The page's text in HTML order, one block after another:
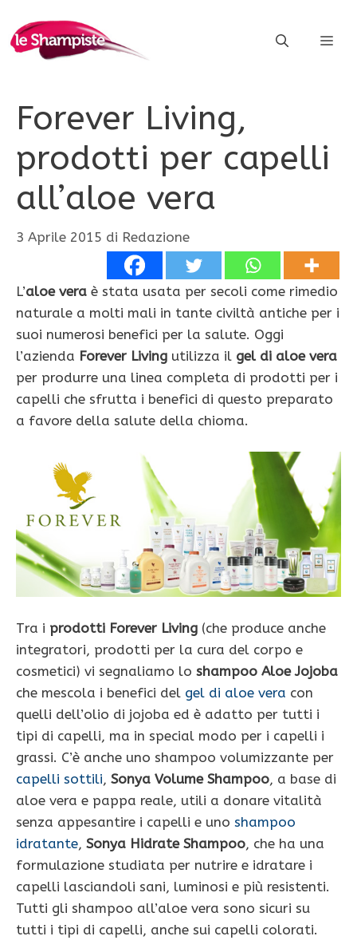
contenuto
Forever Living,
prodotti per capelli
all’aloe vera
3 Aprile 2015 di Redazione
L’aloe vera è stata usata per secoli come rimedio
naturale a molti mali in tante civiltà antiche per i
suoi numerosi benefici per la salute. Oggi
l’azienda Forever Living utilizza il gel di aloe vera
per produrre una linea completa di prodotti per i
capelli che sfrutta i benefici di questo preparato
a favore della salute della chioma.
Tra i prodotti Forever Living (che produce anche
integratori, prodotti per la cura del corpo e
cosmetici) vi segnaliamo lo shampoo Aloe Jojoba
che mescola i benefici del gel di aloe vera con
quelli dell’olio di jojoba ed è adatto per tutti i
tipi di capelli, ma in special modo per i capelli i
grassi. C’è anche uno shampoo volumizzante per
capelli sottili, Sonya Volume Shampoo, a base di
aloe vera e pappa reale, utili a donare vitalità
senza appesantire i capelli e uno shampoo
idratante, Sonya Hidrate Shampoo, che ha una
formulazione studiata per nutrire e idratare i
capelli lasciandoli sani, luminosi e più resistenti.
Tutti gli shampoo all’aloe vera sono sicuri su
tutti i tipi di capelli, anche sui capelli colorati.